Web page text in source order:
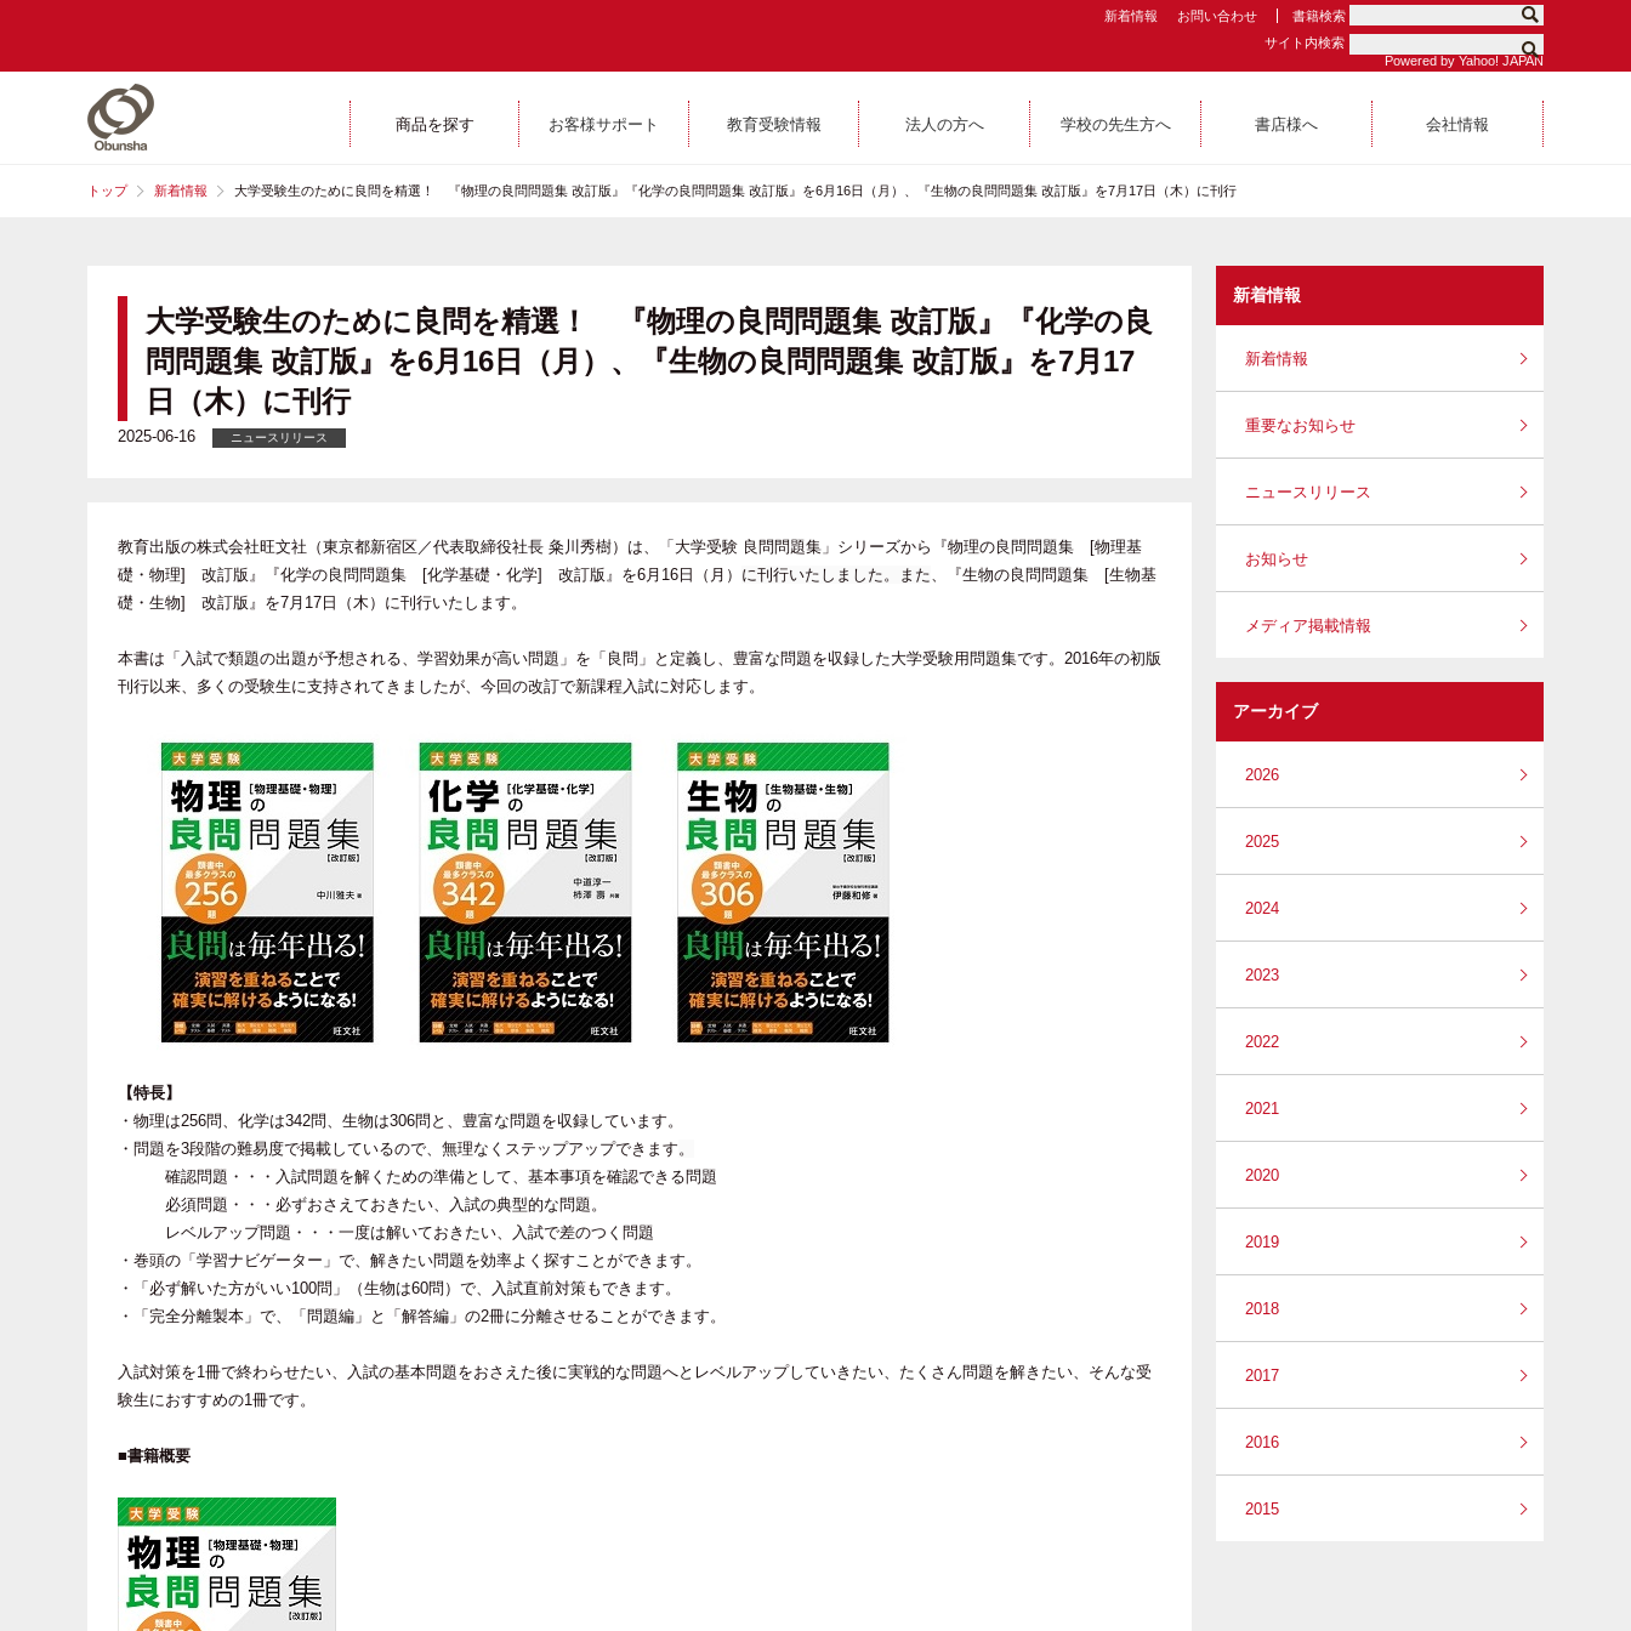
新着情報 お問い合わせ
書籍検索
サイト内検索
Powered by Yahoo! JAPAN
商品を探す お客様サポート 教育受験情報 法人の方へ 学校の先生方へ 書店様へ 会社情報
トップ 新着情報 大学受験生のために良問を精選！ 『物理の良問問題集 改訂版』『化学の良問問題集 改訂版』を6月16日（月）、『生物の良問問題集 改訂版』を7月17日（木）に刊行
大学受験生のために良問を精選！ 『物理の良問問題集 改訂版』『化学の良
問問題集 改訂版』を6月16日（月）、『生物の良問問題集 改訂版』を7月17
日（木）に刊行
2025-06-16 ニュースリリース
教育出版の株式会社旺文社（東京都新宿区／代表取締役社長 粂川秀樹）は、「大学受験 良問問題集」シリーズから『物理の良問問題集 [物理基
礎・物理] 改訂版』『化学の良問問題集 [化学基礎・化学] 改訂版』を6月16日（月） に刊行いたしました。また、『生物の良問問題集 [生物基
礎・生物] 改訂版』を7月17日（木）に刊行いたします。
本書は「入試で類題の出題が予想される、学習効果が高い問題」を「良問」と定義し、豊富な問題を収録した大学受験用問題集です。2016年の初版
刊行以来、多くの受験生に支持されてきましたが、今回の改訂で新課程入試に対応します。
【特長】
・物理は256問、化学は342問、生物は306問と、豊富な問題を収録しています。
・問題を3段階の難易度で掲載しているので、無理なくステップアップできます。
確認問題・・・入試問題を解くための準備として、基本事項を確認できる問題
必須問題・・・必ずおさえておきたい、入試の典型的な問題。
レベルアップ問題・・・一度は解いておきたい、入試で差のつく問題
・巻頭の「学習ナビゲーター」で、解きたい問題を効率よく探すことができます。
・「必ず解いた方がいい100問」（生物は60問）で、入試直前対策もできます。
・「完全分離製本」で、「問題編」と「解答編」の2冊に分離させることができます。
入試対策を1冊で終わらせたい、入試の基本問題をおさえた後に実戦的な問題へとレベルアップしていきたい、たくさん問題を解きたい、そんな受
験生におすすめの1冊です。
■書籍概要
新着情報
新着情報
重要なお知らせ
ニュースリリース
お知らせ
メディア掲載情報
アーカイブ
2026
2025
2024
2023
2022
2021
2020
2019
2018
2017
2016
2015